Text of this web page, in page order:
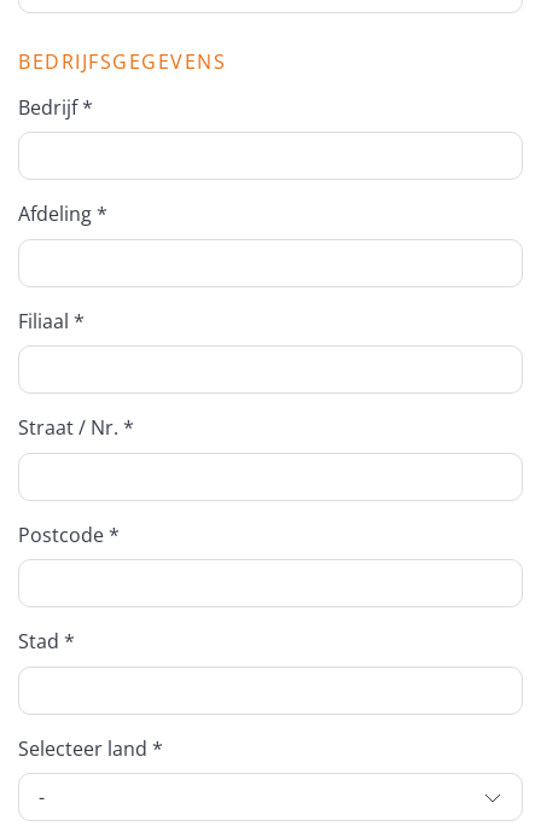
BEDRIJFSGEGEVENS
Bedrijf *
Afdeling *
Filiaal *
Straat / Nr. *
Postcode *
Stad *
Selecteer land *